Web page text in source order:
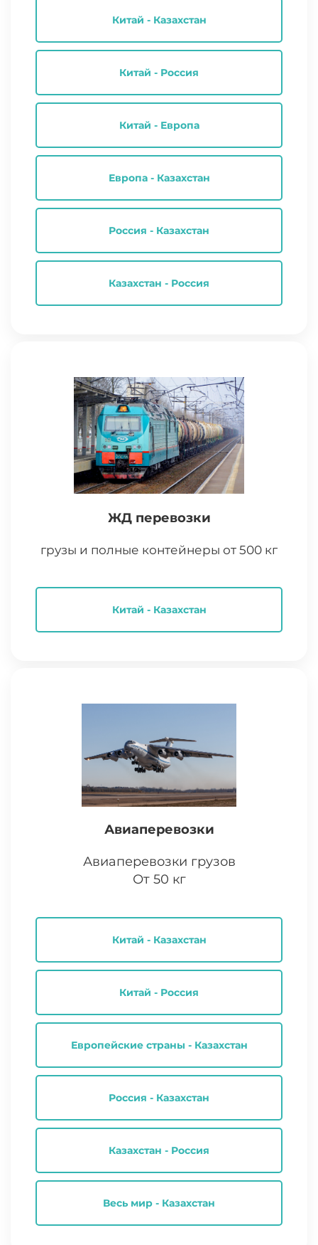
Китай - Казахстан
Китай - Россия
Китай - Европа
Европа - Казахстан
Россия - Казахстан
Казахстан - Россия
ЖД перевозки
грузы и полные контейнеры от 500 кг
Китай - Казахстан
Авиаперевозки
Авиаперевозки грузов
От 50 кг
Китай - Казахстан
Китай - Россия
Европейские страны - Казахстан
Россия - Казахстан
Казахстан - Россия
Весь мир - Казахстан